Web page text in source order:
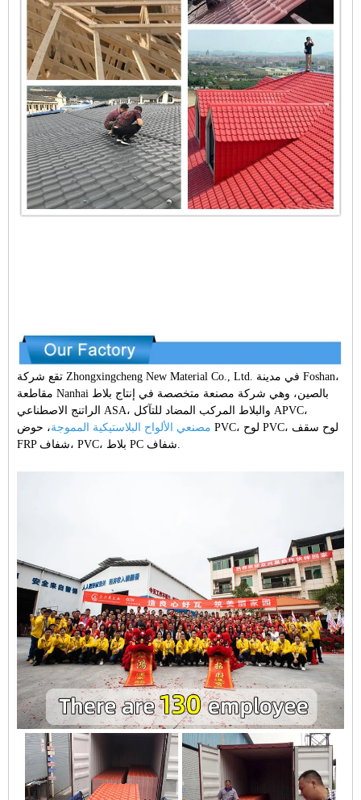
تقع شركة Zhongxingcheng New Material Co., Ltd. في مدينة Foshan،
مقاطعة Nanhai بالصين، وهي شركة مصنعة متخصصة في إنتاج بلاط
الراتنج الاصطناعي ASA، والبلاط المركب المضاد للتآكل APVC،
مصنعي الألواح البلاستيكية المموجة، حوض PVC، لوح PVC، لوح سقف
FRP شفاف، PVC، بلاط PC شفاف.